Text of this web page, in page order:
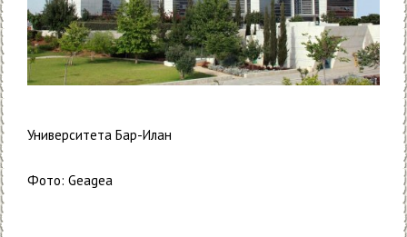
Университета Бар-Илан
Фото: Geagea